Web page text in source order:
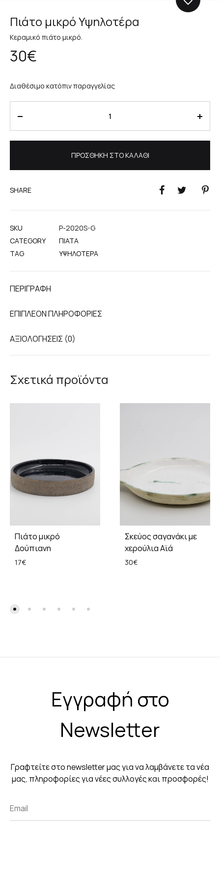
Πιάτο μικρό Υψηλοτέρα
Κεραμικό πιάτο μικρό.
30€
Διαθέσιμο κατόπιν παραγγελίας
ΠΡΟΣΘΉΚΗ ΣΤΟ ΚΑΛΆΘΙ
SHARE
SKU
P-2020S-G
CATEGORY
ΠΙΆΤΑ
TAG
ΥΨΗΛΟΤΈΡΑ
ΠΕΡΙΓΡΑΦΉ
ΕΠΙΠΛΈΟΝ ΠΛΗΡΟΦΟΡΊΕΣ
ΑΞΙΟΛΟΓΉΣΕΙΣ (0)
Σχετικά προϊόντα
Πιάτο μικρό
Δούπιανη
17€
Σκεύος σαγανάκι με
χερούλια Αϊά
30€
Εγγραφή στο
Newsletter
Γραφτείτε στο newsletter μας για να λαμβάνετε τα νέα
μας, πληροφορίες για νέες συλλογές και προσφορές!